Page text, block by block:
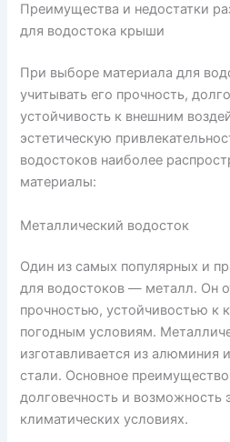
Преимущества и недостатки
для водостока крыши
При выборе материала для
учитывать его прочность,
устойчивость к внешним
эстетическую
водостоков наиболее
материалы:
Металлический водосток
Один из самых популярных и
для водостоков — металл. Он
прочностью, устойчивостью к
погодным условиям.
изготавливается из алюминия
стали. Основное
долговечность и возможность
климатических условиях.